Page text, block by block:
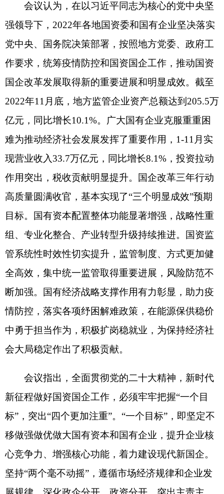
作用突出，税收贡献明显提升。国企改革三年行动
高质量圆满收官，基本实现了“三个明显成效”预期
目标。国有资本配置整体功能显著增强，战略性重
管系统性时效性切实提升，监管制度、方式更加健
全高效，集中统一监管取得重要进展，风险防范不
断加强。国有经济战略支撑作用有力彰显，助力疫
情防控，落实各项纾困解难政策，在能源保供稳价
中勇于担当作为，积极扩岗稳就业，为保持经济社
会议指出，全面贯彻党的二十大精神，新时代
标”，突出“四个更加注重”。“一个目标”，即坚定不
移做强做优做大国有资本和国有企业，提升企业核
心竞争力、增强核心功能，着力建设现代新国企。
坚持“两个毫不动摇”，遵循市场经济规律和企业发
展规律，深化政企分开、政资分开，突出主责主
打造卓越的产品、服务和品牌，以更大力度打造专
精特新企业，支持具备条件的国有企业加快建设世
界一流企业。“四个更加注重”，即更加注重高质量
发展，加快转变企业发展方式，深入推进布局优化
改革，完善中国特色现代企业制度，健全市场化经
营机制，健全以管资本为主的国资监管体制；更加
注重科技创新，强化关键核心技术攻关、原创技术
更加注重党建引领，旗帜鲜明讲政治，切实提升企
业党建质量，推进企业党建与生产经营深度融合，
以高质量党建引领保障企业高质量发展。